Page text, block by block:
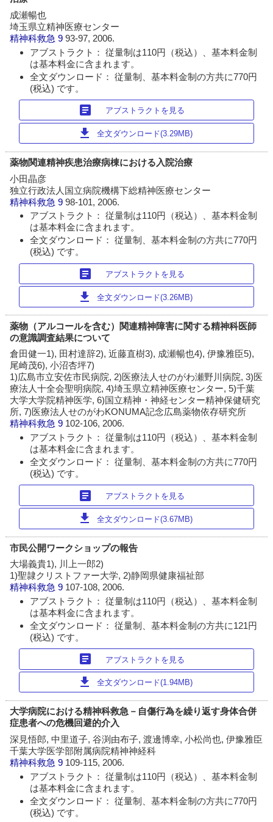
成瀬暢也
埼玉県立精神医療センター
精神科救急 993-97, 2006.
アブストラクト： 従量制は110円（税込）、基本料金制
は基本料金に含まれます。
全文ダウンロード： 従量制、基本料金制の方共に770円
(税込) です。
article アブストラクトを見る
download 全文ダウンロード(3.29MB)
薬物関連精神疾患治療病棟における入院治療
小田晶彦
独立行政法人国立病院機構下総精神医療センター
精神科救急 998-101, 2006.
アブストラクト： 従量制は110円（税込）、基本料金制
は基本料金に含まれます。
全文ダウンロード： 従量制、基本料金制の方共に770円
(税込) です。
article アブストラクトを見る
download 全文ダウンロード(3.26MB)
薬物（アルコールを含む）関連精神障害に関する精神科医師
の意識調査結果について
倉田健一1), 田村達辞2), 近藤直樹3), 成瀬暢也4), 伊豫雅臣5),
尾崎茂6), 小沼杏坪7)
1)広島市立安佐市民病院, 2)医療法人せのがわ瀬野川病院, 3)医
療法人十全会聖明病院, 4)埼玉県立精神医療センター, 5)千葉
大学大学院精神医学, 6)国立精神・神経センター精神保健研究
所, 7)医療法人せのがわKONUMA記念広島薬物依存研究所
精神科救急 9 102-106, 2006.
アブストラクト： 従量制は110円（税込）、基本料金制
は基本料金に含まれます。
全文ダウンロード： 従量制、基本料金制の方共に770円
(税込) です。
article アブストラクトを見る
download 全文ダウンロード(3.67MB)
市民公開ワークショップの報告
大場義貴1), 川上一郎2)
1)聖隷クリストファー大学, 2)静岡県健康福祉部
精神科救急 9 107-108, 2006.
アブストラクト： 従量制は110円（税込）、基本料金制
は基本料金に含まれます。
全文ダウンロード： 従量制、基本料金制の方共に121円
(税込) です。
article アブストラクトを見る
download 全文ダウンロード(1.94MB)
大学病院における精神科救急－自傷行為を繰り返す身体合併
症患者への危機回避的介入
深見悟郎, 中里道子, 谷渕由布子, 渡邊博幸, 小松尚也, 伊豫雅臣
千葉大学医学部附属病院精神神経科
精神科救急 9 109-115, 2006.
アブストラクト： 従量制は110円（税込）、基本料金制
は基本料金に含まれます。
全文ダウンロード： 従量制、基本料金制の方共に770円
(税込) です。